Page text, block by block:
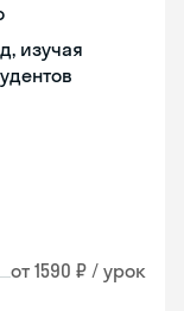
изучая
от 1590 ₽ / урок